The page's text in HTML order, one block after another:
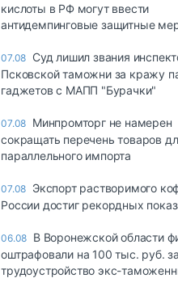
кислоты в РФ могут ввести
антидемпинговые защитные
07.08 Суд лишил звания
Псковской таможни за кражу
гаджетов с МАПП "Бурачки"
07.08 Минпромторг не намерен
сокращать перечень товаров
параллельного импорта
07.08 Экспорт растворимого
России достиг рекордных
06.08 В Воронежской области
оштрафовали на 100 тыс. руб. за
трудоустройство экс-